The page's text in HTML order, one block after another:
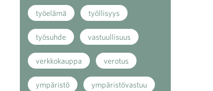
työelämä työllisyys
työsuhde vastuullisuus
verkkokauppa verotus
ympäristö ympäristövastuu